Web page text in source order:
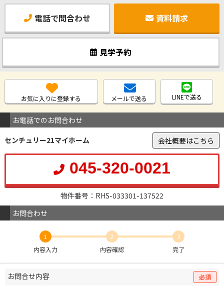
電話で問合わせ 資料請求
見学予約
お気に入りに登録する メールで送る LINEで送る
お電話でのお問合わせ
センチュリー21マイホーム
会社概要はこちら
045-320-0021
物件番号：RHS-033301-137522
お問合わせ
1
内容入力
2
内容確認
3
完了
お問合せ内容 必須